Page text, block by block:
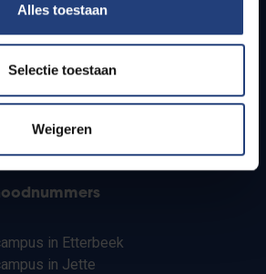
Alles toestaan
Selectie toestaan
Weigeren
en secundaire scholen
in Etterbeek
in Jette